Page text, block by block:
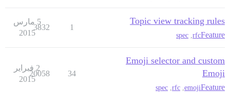
Topic view tracking rules
Feature
rfc
spec
1
3832
5 مارس
2015
Emoji selector and custom
Emoji
Feature
emoji
rfc
spec
34
20058
2 فبراير
2015